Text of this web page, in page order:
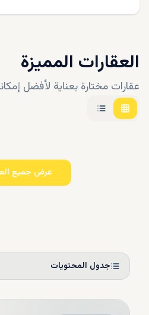
العقارات المميزة
عقارات مختارة بعناية لأفضل
عرض جميع
جدول المحتويات